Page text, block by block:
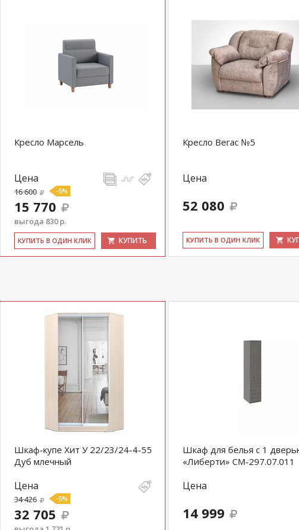
Кресло Марсель
Цена
16 600 -5%
15 770
выгода 830 р.
КУ­ПИТЬ В ОДИН КЛИК КУПИТЬ
Кресло Вегас №5
Цена
52 080
КУ­ПИТЬ В ОДИН КЛИК
Шкаф-купе Хит У 22/23/24-4-55
Дуб млечный
Цена
34 426 -5%
32 705
Шкаф для белья с 1
«Либерти» СМ-297.07.011
Цена
14 999